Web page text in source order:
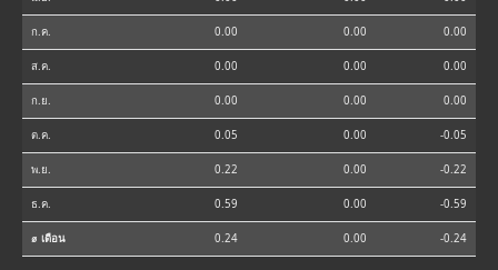
ก.ค. 0.00 0.00 0.00
ส.ค. 0.00 0.00 0.00
ก.ย. 0.00 0.00 0.00
ต.ค. 0.05 0.00 -0.05
พ.ย. 0.22 0.00 -0.22
ธ.ค. 0.59 0.00 -0.59
⌀ เดือน 0.24 0.00 -0.24